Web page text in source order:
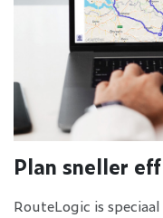
Plan sneller
RouteLogic is